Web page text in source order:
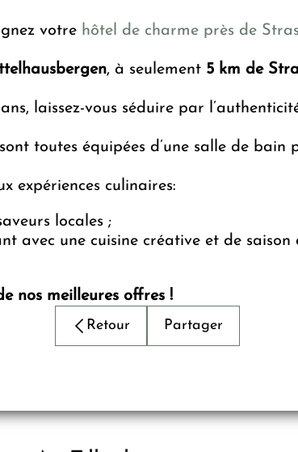
votre hôtel de charme près de
, à seulement 5 km de
laissez-vous séduire par
sont toutes équipées d’une salle de bain
expériences culinaires:
locales ;
avec une cuisine créative et de saison
nos meilleures offres !
Retour Partager